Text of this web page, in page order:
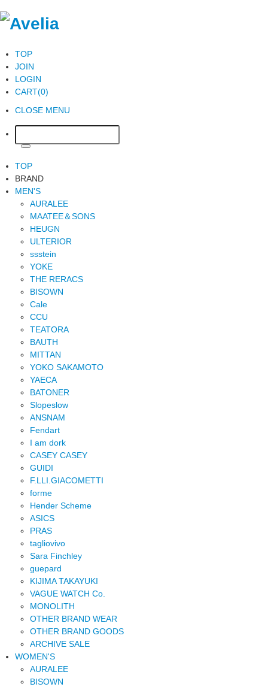
TOP
JOIN
LOGIN
CART(0)
CLOSE MENU
TOP
BRAND
MEN'S
AURALEE
MAATEE＆SONS
HEUGN
ULTERIOR
ssstein
YOKE
THE RERACS
BISOWN
Cale
CCU
TEATORA
BAUTH
MITTAN
YOKO SAKAMOTO
YAECA
BATONER
Slopeslow
ANSNAM
Fendart
I am dork
CASEY CASEY
GUIDI
F.LLI.GIACOMETTI
forme
Hender Scheme
ASICS
PRAS
tagliovivo
Sara Finchley
guepard
KIJIMA TAKAYUKI
VAGUE WATCH Co.
MONOLITH
OTHER BRAND WEAR
OTHER BRAND GOODS
ARCHIVE SALE
WOMEN'S
AURALEE
BISOWN